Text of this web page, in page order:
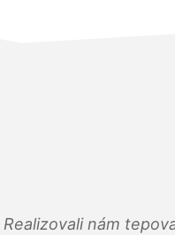
Realizovali nám